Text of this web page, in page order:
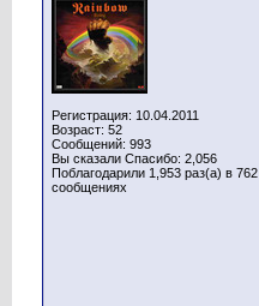
Регистрация: 10.04.2011
Возраст: 52
Сообщений: 993
Вы сказали Спасибо: 2,056
Поблагодарили 1,953 раз(а) в 762
сообщениях